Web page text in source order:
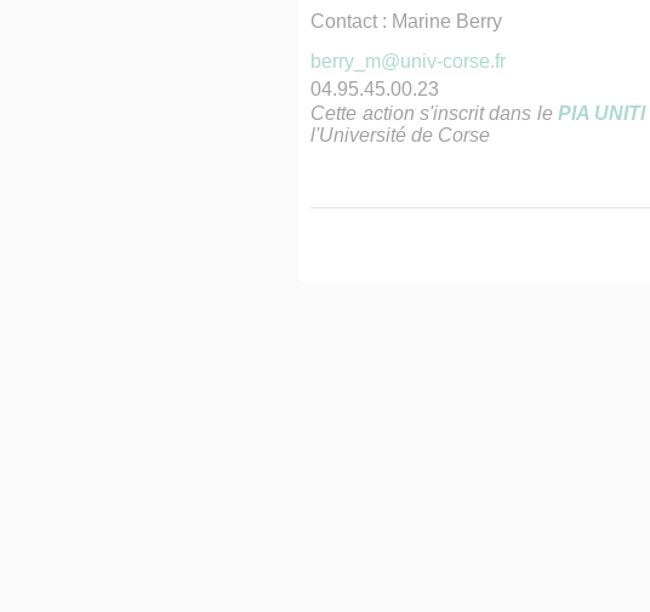
Contact : Marine Berry
berry_m@univ-corse.fr
04.95.45.00.23
Cette action s'inscrit dans le PIA UNITI
l'Université de Corse